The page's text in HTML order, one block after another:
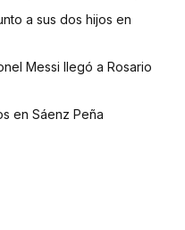
a sus dos hijos en
Messi llegó a Rosario
en Sáenz Peña